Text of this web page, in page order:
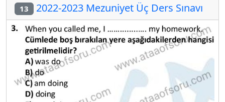
13 2022-2023 Mezuniyet Üç Ders Sınavı